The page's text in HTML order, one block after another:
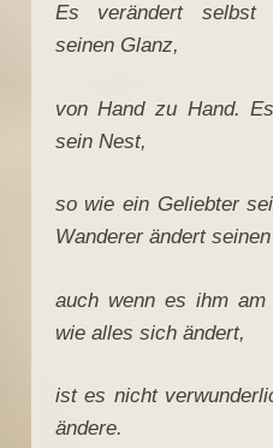
Es verändert selbst
seinen Glanz,
von Hand zu Hand.
sein Nest,
so wie ein Geliebter
Wanderer ändert
auch wenn es ihm
wie alles sich ändert,
ist es nicht
ändere.